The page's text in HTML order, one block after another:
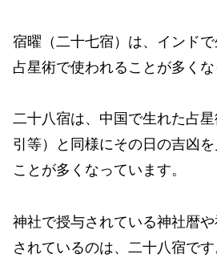
宿曜（二十七宿）は、インド
占星術で使われることが多くな
二十八宿は、中国で生れた占
引等）と同様にその日の吉凶
ことが多くなっています。
神社で授与されている神社暦
されているのは、二十八宿です